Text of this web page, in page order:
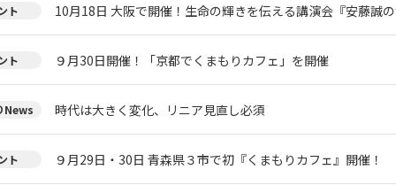
ト 10月18日 大阪で開催！生命の輝きを伝える講演会『安藤誠
ト ９月30日開催！「京都でくまもりカフェ」を開催
News 時代は大きく変化、リニア見直し必須
ト ９月29日・30日 青森県３市で初『くまもりカフェ』開催！